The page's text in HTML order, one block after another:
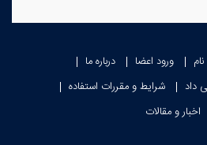
ورود اعضا
درباره ما
داد
شرایط و مقررات استفاده
اخبار و مقالات